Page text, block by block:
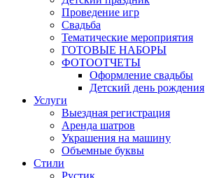
Проведение игр
Свадьба
Тематические мероприятия
ГОТОВЫЕ НАБОРЫ
ФОТООТЧЕТЫ
Оформление свадьбы
Детский день рождения
Услуги
Выездная регистрация
Аренда шатров
Украшения на машину
Объемные буквы
Cтили
Рустик